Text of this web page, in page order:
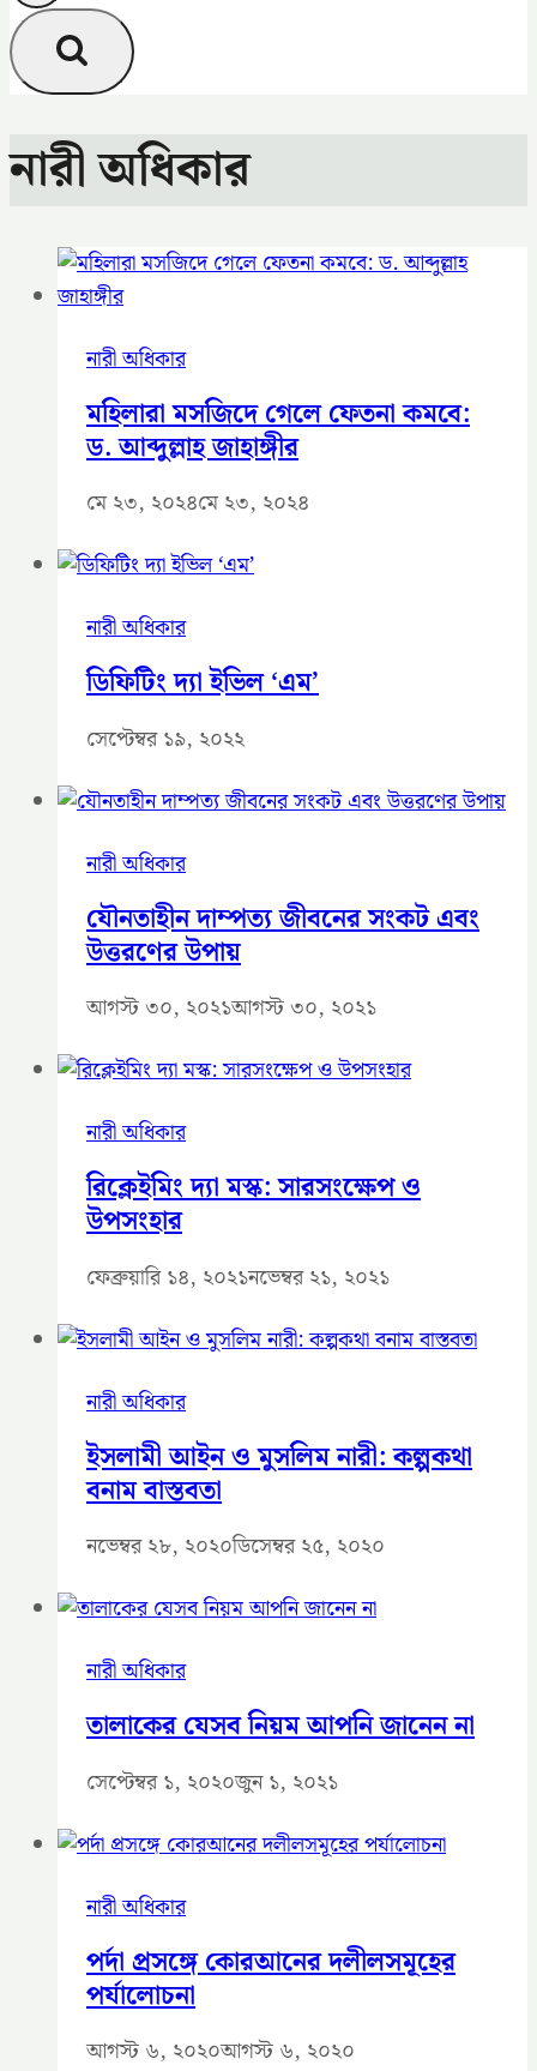
নারী অধিকার
নারী অধিকার
মহিলারা মসজিদে গেলে ফেতনা কমবে:
ড. আব্দুল্লাহ জাহাঙ্গীর
মে ২৩, ২০২৪মে ২৩, ২০২৪
নারী অধিকার
ডিফিটিং দ্যা ইভিল ‘এম’
সেপ্টেম্বর ১৯, ২০২২
নারী অধিকার
যৌনতাহীন দাম্পত্য জীবনের সংকট এবং
উত্তরণের উপায়
আগস্ট ৩০, ২০২১আগস্ট ৩০, ২০২১
নারী অধিকার
রিক্লেইমিং দ্যা মস্ক: সারসংক্ষেপ ও
উপসংহার
ফেব্রুয়ারি ১৪, ২০২১নভেম্বর ২১, ২০২১
নারী অধিকার
ইসলামী আইন ও মুসলিম নারী: কল্পকথা
বনাম বাস্তবতা
নভেম্বর ২৮, ২০২০ডিসেম্বর ২৫, ২০২০
নারী অধিকার
তালাকের যেসব নিয়ম আপনি জানেন না
সেপ্টেম্বর ১, ২০২০জুন ১, ২০২১
নারী অধিকার
পর্দা প্রসঙ্গে কোরআনের দলীলসমূহের
পর্যালোচনা
আগস্ট ৬, ২০২০আগস্ট ৬, ২০২০